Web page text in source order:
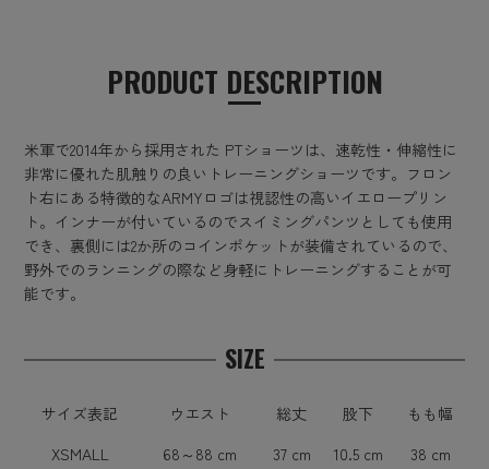
PRODUCT DESCRIPTION
米軍で2014年から採用された PTショーツは、速乾性・伸縮性に
非常に優れた肌触りの良いトレーニングショーツです。フロン
ト右にある特徴的なARMYロゴは視認性の高いイエロープリン
ト。インナーが付いているのでスイミングパンツとしても使用
でき、裏側には2か所のコインポケットが装備されているので、
野外でのランニングの際など身軽にトレーニングすることが可
能です。
SIZE
サイズ表記 ウエスト 総丈 股下
もも幅
XSMALL
68～88 cm 37 cm 10.5 cm 38 cm